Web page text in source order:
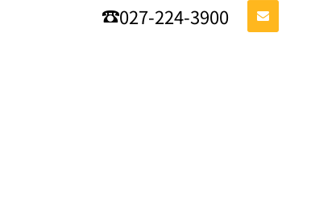
027-224-3900